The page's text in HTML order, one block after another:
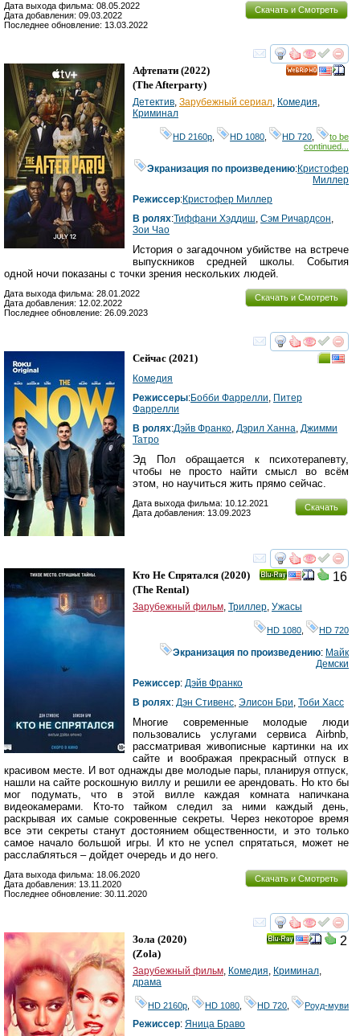
Скачать и Смотреть
Дата выхода фильма: 08.05.2022
Дата добавления: 09.03.2022
Последнее обновление: 13.03.2022
смотреть
Афтепати (2022)
(The Afterparty)
Детектив, Зарубежный сериал, Комедия,
Криминал
HD 2160р HD 1080 HD 720
to be
continued...
Экранизация по произведению:Кристофер
Миллер
Режиссер:Кристофер Миллер
В ролях:Тиффани Хэддиш, Сэм Ричардсон,
Зои Чао
История о загадочном убийстве на встрече
выпускников средней школы. События
одной ночи показаны с точки зрения нескольких людей.
Скачать и Смотреть
Дата выхода фильма: 28.01.2022
Дата добавления: 12.02.2022
Последнее обновление: 26.09.2023
смотреть
Сейчас (2021)
Комедия
Режиссеры:Бобби Фаррелли, Питер
Фаррелли
В ролях:Дэйв Франко, Дэрил Ханна, Джимми
Татро
Эд Пол обращается к психотерапевту,
чтобы не просто найти смысл во всём
этом, но научиться жить прямо сейчас.
Скачать
Дата выхода фильма: 10.12.2021
Дата добавления: 13.09.2023
смотреть
16
Кто Не Спрятался (2020)
(The Rental)
Зарубежный фильм, Триллер, Ужасы
HD 1080 HD 720
Экранизация по произведению: Майк
Демски
Режиссер: Дэйв Франко
В ролях: Дэн Стивенс, Элисон Бри, Тоби Хасс
Многие современные молодые люди
пользовались услугами сервиса Airbnb,
рассматривая живописные картинки на их
сайте и воображая прекрасный отпуск в
красивом месте. И вот однажды две молодые пары, планируя отпуск,
нашли на сайте роскошную виллу и решили ее арендовать. Но кто бы
мог подумать, что в этой вилле каждая комната напичкана
видеокамерами. Кто-то тайком следил за ними каждый день,
раскрывая их самые сокровенные секреты. Через некоторое время
все эти секреты станут достоянием общественности, и это только
самое начало большой игры. И кто не успел спрятаться, может не
расслабляться – дойдет очередь и до него.
Скачать и Смотреть
Дата выхода фильма: 18.06.2020
Дата добавления: 13.11.2020
Последнее обновление: 30.11.2020
смотреть
2
Зола (2020)
(Zola)
Зарубежный фильм Комедия Криминал
драма
HD 2160р HD 1080 HD 720 Роуд-муви
Режиссер: Яница Браво